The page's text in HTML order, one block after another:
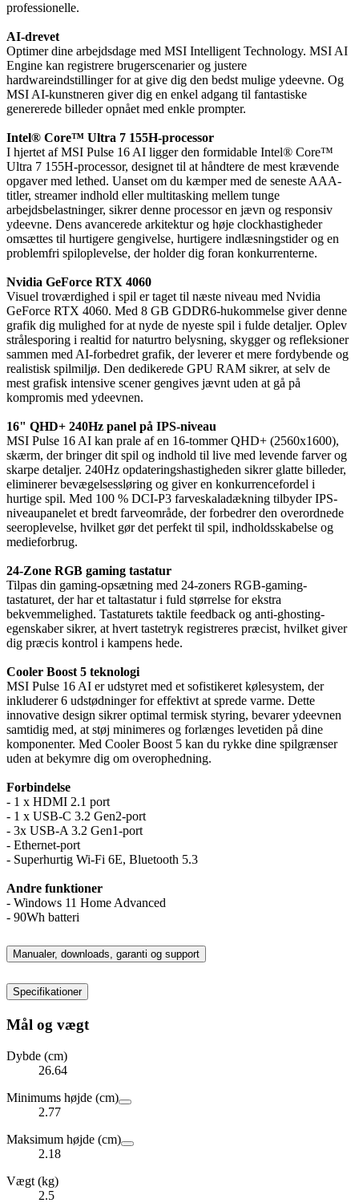
professionelle.
AI-drevet
Optimer dine arbejdsdage med MSI Intelligent Technology. MSI AI
Engine kan registrere brugerscenarier og justere
hardwareindstillinger for at give dig den bedst mulige ydeevne. Og
MSI AI-kunstneren giver dig en enkel adgang til fantastiske
genererede billeder opnået med enkle prompter.
Intel® Core™ Ultra 7 155H-processor
I hjertet af MSI Pulse 16 AI ligger den formidable Intel® Core™
Ultra 7 155H-processor, designet til at håndtere de mest krævende
opgaver med lethed. Uanset om du kæmper med de seneste AAA-
titler, streamer indhold eller multitasking mellem tunge
arbejdsbelastninger, sikrer denne processor en jævn og responsiv
ydeevne. Dens avancerede arkitektur og høje clockhastigheder
omsættes til hurtigere gengivelse, hurtigere indlæsningstider og en
problemfri spiloplevelse, der holder dig foran konkurrenterne.
Nvidia GeForce RTX 4060
Visuel troværdighed i spil er taget til næste niveau med Nvidia
GeForce RTX 4060. Med 8 GB GDDR6-hukommelse giver denne
grafik dig mulighed for at nyde de nyeste spil i fulde detaljer. Oplev
strålesporing i realtid for naturtro belysning, skygger og refleksioner
sammen med AI-forbedret grafik, der leverer et mere fordybende og
realistisk spilmiljø. Den dedikerede GPU RAM sikrer, at selv de
mest grafisk intensive scener gengives jævnt uden at gå på
kompromis med ydeevnen.
16" QHD+ 240Hz panel på IPS-niveau
MSI Pulse 16 AI kan prale af en 16-tommer QHD+ (2560x1600),
skærm, der bringer dit spil og indhold til live med levende farver og
skarpe detaljer. 240Hz opdateringshastigheden sikrer glatte billeder,
eliminerer bevægelsessløring og giver en konkurrencefordel i
hurtige spil. Med 100 % DCI-P3 farveskaladækning tilbyder IPS-
niveaupanelet et bredt farveområde, der forbedrer den overordnede
seeroplevelse, hvilket gør det perfekt til spil, indholdsskabelse og
medieforbrug.
24-Zone RGB gaming tastatur
Tilpas din gaming-opsætning med 24-zoners RGB-gaming-
tastaturet, der har et taltastatur i fuld størrelse for ekstra
bekvemmelighed. Tastaturets taktile feedback og anti-ghosting-
egenskaber sikrer, at hvert tastetryk registreres præcist, hvilket giver
dig præcis kontrol i kampens hede.
Cooler Boost 5 teknologi
MSI Pulse 16 AI er udstyret med et sofistikeret kølesystem, der
inkluderer 6 udstødninger for effektivt at sprede varme. Dette
innovative design sikrer optimal termisk styring, bevarer ydeevnen
samtidig med, at støj minimeres og forlænges levetiden på dine
komponenter. Med Cooler Boost 5 kan du rykke dine spilgrænser
uden at bekymre dig om overophedning.
Forbindelse
- 1 x HDMI 2.1 port
- 1 x USB-C 3.2 Gen2-port
- 3x USB-A 3.2 Gen1-port
- Ethernet-port
- Superhurtig Wi-Fi 6E, Bluetooth 5.3
Andre funktioner
- Windows 11 Home Advanced
- 90Wh batteri
Manualer, downloads, garanti og support
Specifikationer
Mål og vægt
Dybde (cm)
26.64
Minimums højde (cm)
2.77
Maksimum højde (cm)
2.18
Vægt (kg)
2.5